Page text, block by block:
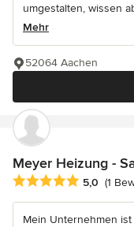
umgestalten, wissen
Mehr
52064 Aachen
Meyer Heizung -
Durchschnittliche
5,0 (1
Mein Unternehmen